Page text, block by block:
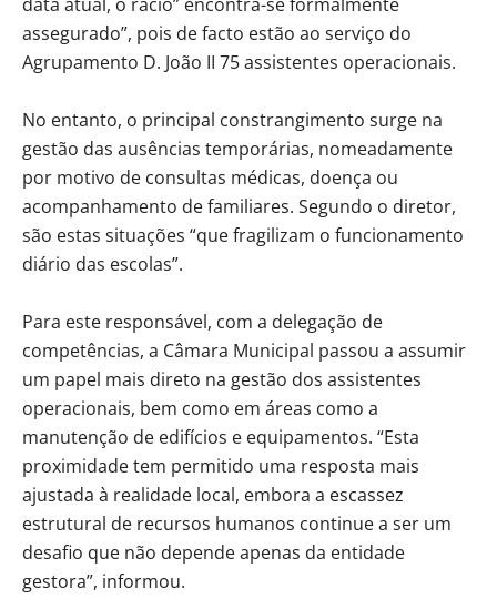
assegurado”, pois de facto estão ao serviço do
Agrupamento D. João II 75 assistentes operacionais.
No entanto, o principal constrangimento surge na
gestão das ausências temporárias, nomeadamente
por motivo de consultas médicas, doença ou
acompanhamento de familiares. Segundo o diretor,
são estas situações “que fragilizam o funcionamento
diário das escolas”.
Para este responsável, com a delegação de
competências, a Câmara Municipal passou a assumir
um papel mais direto na gestão dos assistentes
operacionais, bem como em áreas como a
manutenção de edifícios e equipamentos. “Esta
proximidade tem permitido uma resposta mais
ajustada à realidade local, embora a escassez
estrutural de recursos humanos continue a ser um
desafio que não depende apenas da entidade
gestora”, informou.